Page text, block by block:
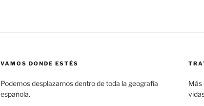
VAMOS DONDE ESTÉS
Podemos desplazarnos dentro de toda la geografía
española.
Más